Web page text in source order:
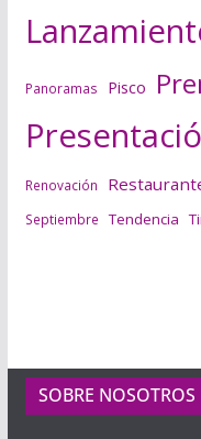
Panoramas Pisco
Renovación
Septiembre Tendencia
SOBRE NOSOTROS